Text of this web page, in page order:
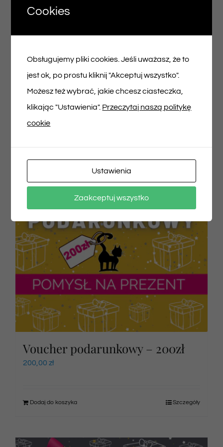
150,00zł
Dodaj do koszyka Szczegóły
Voucher podarunkowy – 200zł
200,00 zł
Dodaj do koszyka Szczegóły
Cookies
Obsługujemy pliki cookies. Jeśli uważasz, że to
jest ok, po prostu kliknij "Akceptuj wszystko".
Możesz też wybrać, jakie chcesz ciasteczka,
klikając "Ustawienia". Przeczytaj naszą politykę
cookie
Ustawienia
Zaakceptuj wszystko